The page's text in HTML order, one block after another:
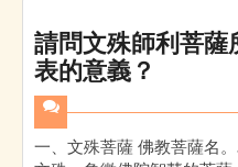
請問文殊師利菩薩
表的意義？
一、文殊菩薩 佛教菩薩名